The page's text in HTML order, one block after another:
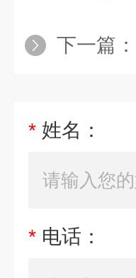
下一篇：
* 姓名：
* 电话：